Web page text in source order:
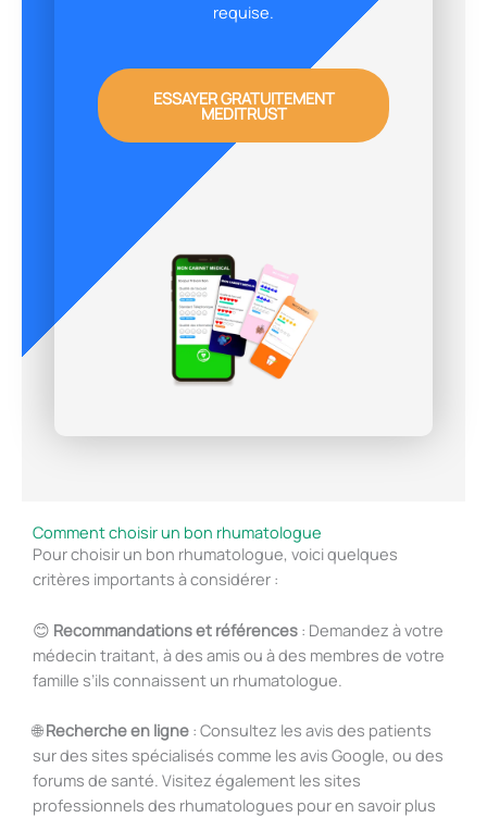
requise.
ESSAYER GRATUITEMENT
MEDITRUST
Comment choisir un bon rhumatologue
Pour choisir un bon rhumatologue, voici quelques
critères importants à considérer :
😊 Recommandations et références : Demandez à votre
médecin traitant, à des amis ou à des membres de votre
famille s’ils connaissent un rhumatologue.
🌐Recherche en ligne : Consultez les avis des patients
sur des sites spécialisés comme les avis Google, ou des
forums de santé. Visitez également les sites
professionnels des rhumatologues pour en savoir plus